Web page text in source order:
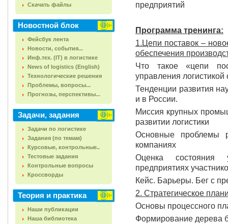
Скачать файлы
Новостной блок
Фейсбук лента
Новости, события...
Инф.тех. (IT) в логистике
News of logistics (English)
Технологические решения
Проблемы, вопросы...
Прогнозы, перспективы...
Задачи, задания
Задачи по логистике
Задания (по темам)
Курсовые, контрольные..
Тестовые задания
Контрольные вопросы
Кроссворды
Теория и практика
Наши публикации
Наша библиотека
предприятий
Программа тренинга:
1.Цепи поставок –
обеспечения
Что такое «цепи
управления
Тенденции развития
и в России.
Миссия крупных
развитии логистики
Основные проблемы
компаниях
Оценка состояния
предприятиях
Кейс. Барьеры. Бег с
2. Стратегическое
Основы процессного
Формирование дерева